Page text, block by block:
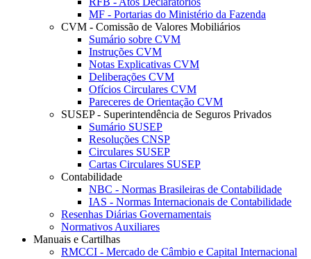
MF - Portarias do Ministério da Fazenda
CVM - Comissão de Valores Mobiliários
Sumário sobre CVM
Instruções CVM
Notas Explicativas CVM
Deliberações CVM
Ofícios Circulares CVM
Pareceres de Orientação CVM
SUSEP - Superintendência de Seguros Privados
Sumário SUSEP
Resoluções CNSP
Circulares SUSEP
Cartas Circulares SUSEP
Contabilidade
NBC - Normas Brasileiras de Contabilidade
IAS - Normas Internacionais de Contabilidade
Resenhas Diárias Governamentais
Normativos Auxiliares
Manuais e Cartilhas
RMCCI - Mercado de Câmbio e Capital Internacional